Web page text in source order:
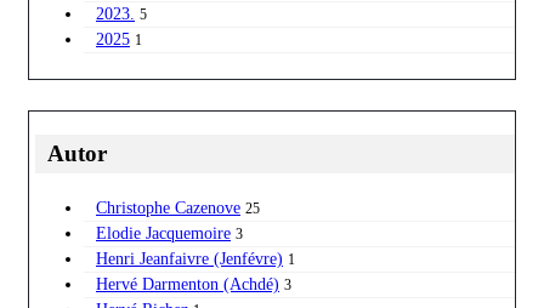
2023. 5
2025 1
Autor
Christophe Cazenove 25
Elodie Jacquemoire 3
Henri Jeanfaivre (Jenfévre) 1
Hervé Darmenton (Achdé) 3